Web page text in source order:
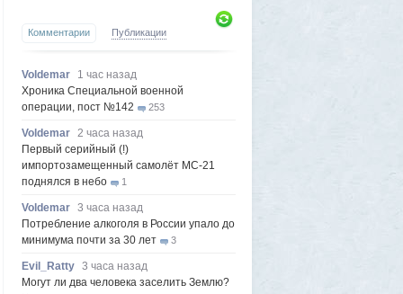
Комментарии Публикации
Voldemar
1 час назад
Хроника Специальной военной
операции, пост №142
253
Voldemar 2 часа назад
Первый серийный (!)
импортозамещенный самолёт МС-21
поднялся в небо
1
Voldemar 3 часа назад
Потребление алкоголя в России упало до
минимума почти за 30 лет
3
Evil_Ratty 3 часа назад
Могут ли два человека заселить Землю?